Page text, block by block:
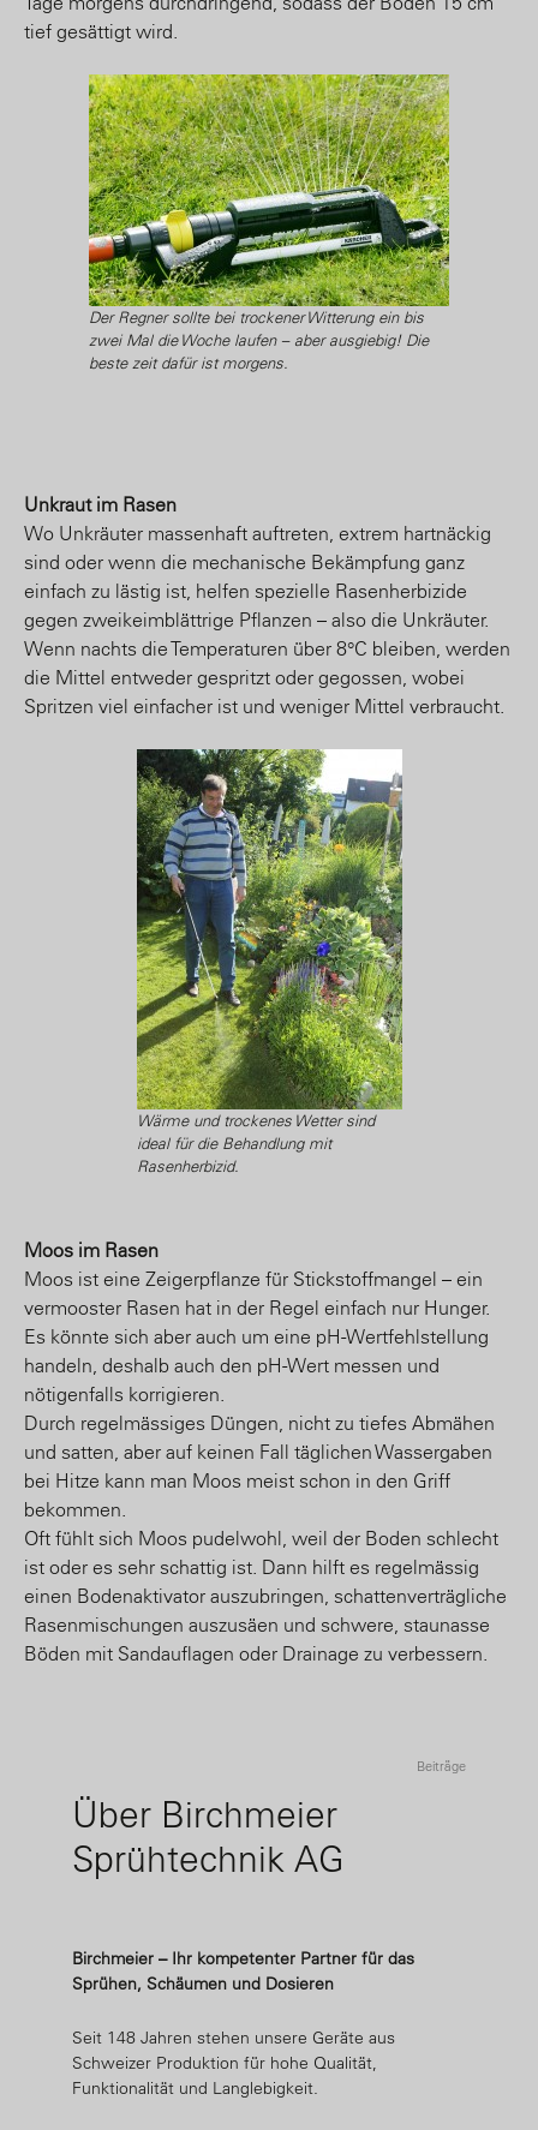
tief gesättigt wird.
Der Regner sollte bei trockener Witterung ein bis
zwei Mal die Woche laufen – aber ausgiebig! Die
beste zeit dafür ist morgens.
Unkraut im Rasen
Wo Unkräuter massenhaft auftreten, extrem hartnäckig
sind oder wenn die mechanische Bekämpfung ganz
einfach zu lästig ist, helfen spezielle Rasenherbizide
gegen zweikeimblättrige Pflanzen – also die Unkräuter.
Wenn nachts die Temperaturen über 8°C bleiben, werden
die Mittel entweder gespritzt oder gegossen, wobei
Spritzen viel einfacher ist und weniger Mittel verbraucht.
Wärme und trockenes Wetter sind
ideal für die Behandlung mit
Rasenherbizid.
Moos im Rasen
Moos ist eine Zeigerpflanze für Stickstoffmangel – ein
vermooster Rasen hat in der Regel einfach nur Hunger.
Es könnte sich aber auch um eine pH-Wertfehlstellung
handeln, deshalb auch den pH-Wert messen und
nötigenfalls korrigieren.
Durch regelmässiges Düngen, nicht zu tiefes Abmähen
und satten, aber auf keinen Fall täglichen Wassergaben
bei Hitze kann man Moos meist schon in den Griff
bekommen.
Oft fühlt sich Moos pudelwohl, weil der Boden schlecht
ist oder es sehr schattig ist. Dann hilft es regelmässig
einen Bodenaktivator auszubringen, schattenverträgliche
Rasenmischungen auszusäen und schwere, staunasse
Böden mit Sandauflagen oder Drainage zu verbessern.
Beiträge
Über Birchmeier
Sprühtechnik AG
Birchmeier – Ihr kompetenter Partner für das
Sprühen, Schäumen und Dosieren
Seit 148 Jahren stehen unsere Geräte aus
Schweizer Produktion für hohe Qualität,
Funktionalität und Langlebigkeit.